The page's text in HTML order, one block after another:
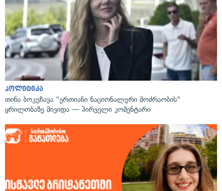
პოლიტიკა
თინა ბოკუჩავა "ერთიანი ნაციონალური მოძრაობის"
ყრილობაზე მივიდა — პირველი კომენტარი